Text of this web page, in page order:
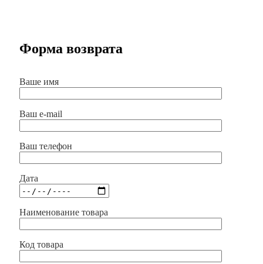
Форма возврата
Ваше имя
Ваш e-mail
Ваш телефон
Дата
Наименование товара
Код товара